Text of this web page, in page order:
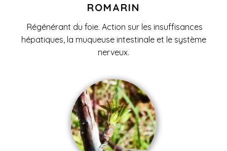
ROMARIN
Régénérant du foie. Action sur les insuffisances
hépatiques, la muqueuse intestinale et le système
nerveux.